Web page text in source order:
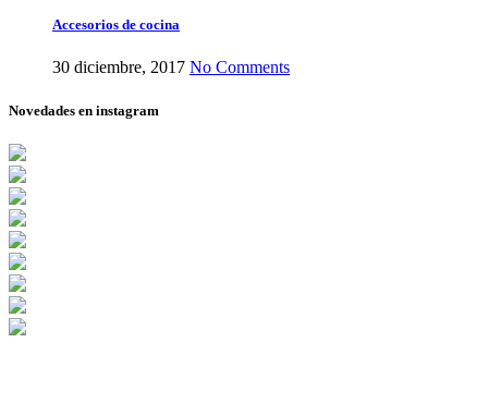
Accesorios de cocina
30 diciembre, 2017 No Comments
Novedades en instagram